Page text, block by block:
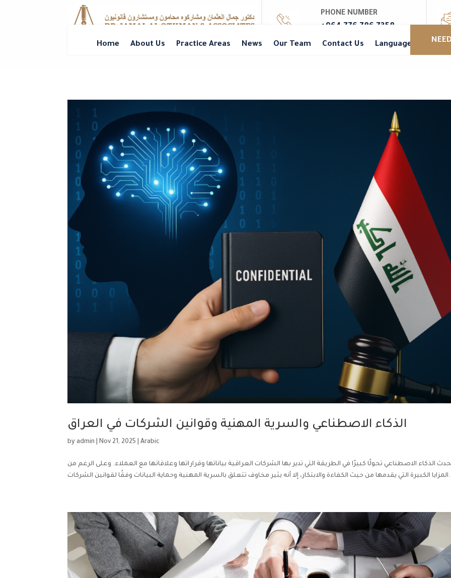
PHONE NUMBER
+964 776 786 7358
Home About Us Practice Areas News Our Team Contact Us Languages
الذكاء الاصطناعي والسرية المهنية وقوانين الشركات في العراق
byadmin |Nov 21, 2025 |Arabic
الذكاء الاصطناعي تحولًا كبيرًا في الطريقة التي تدير بها الشركات العراقية بياناتها وقراراتها وعلاقاتها مع العملاء. وعلى الرغم من
وفقًا لقوانين الشركات...